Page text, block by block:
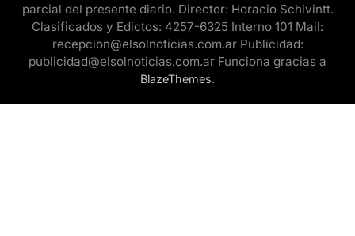
parcial del presente diario. Director: Horacio Schivintt.
Clasificados y Edictos: 4257-6325 Interno 101 Mail:
recepcion@elsolnoticias.com.ar Publicidad:
publicidad@elsolnoticias.com.ar Funciona gracias a
BlazeThemes.